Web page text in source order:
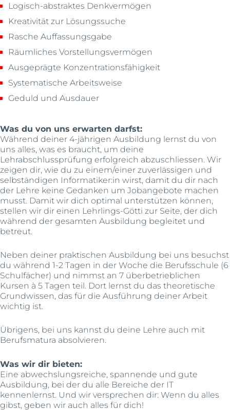
Logisch-abstraktes Denkvermögen
Kreativität zur Lösungssuche
Rasche Auffassungsgabe
Räumliches Vorstellungsvermögen
Ausgeprägte Konzentrationsfähigkeit
Systematische Arbeitsweise
Geduld und Ausdauer
Was du von uns erwarten darfst:
Während deiner 4-jährigen Ausbildung lernst du von
uns alles, was es braucht, um deine
Lehrabschlussprüfung erfolgreich abzuschliessen. Wir
zeigen dir, wie du zu einem/einer zuverlässigen und
selbständigen Informatiker:in wirst, damit du dir nach
der Lehre keine Gedanken um Jobangebote machen
musst. Damit wir dich optimal unterstützen können,
stellen wir dir einen Lehrlings-Götti zur Seite, der dich
während der gesamten Ausbildung begleitet und
betreut.
Neben deiner praktischen Ausbildung bei uns besuchst
du während 1-2 Tagen in der Woche die Berufsschule (6
Schulfächer) und nimmst an 7 überbetrieblichen
Kursen à 5 Tagen teil. Dort lernst du das theoretische
Grundwissen, das für die Ausführung deiner Arbeit
wichtig ist.
Übrigens, bei uns kannst du deine Lehre auch mit
Berufsmatura absolvieren.
Was wir dir bieten:
Eine abwechslungsreiche, spannende und gute
Ausbildung, bei der du alle Bereiche der IT
kennenlernst. Und wir versprechen dir: Wenn du alles
gibst, geben wir auch alles für dich!